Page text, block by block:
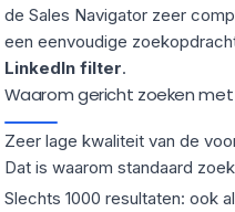
de Sales Navigator zeer
een eenvoudige
LinkedIn filter.
Waarom gericht zoeken met
Zeer lage kwaliteit van de
Dat is waarom standaard
Slechts 1000 resultaten: ook